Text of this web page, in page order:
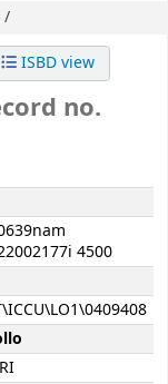
/
ISBD view
no.
4500